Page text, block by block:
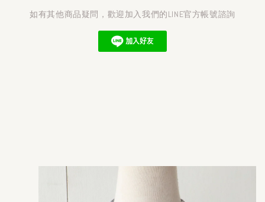
如有其他商品疑問，歡迎加入我們的LINE官方帳號諮詢